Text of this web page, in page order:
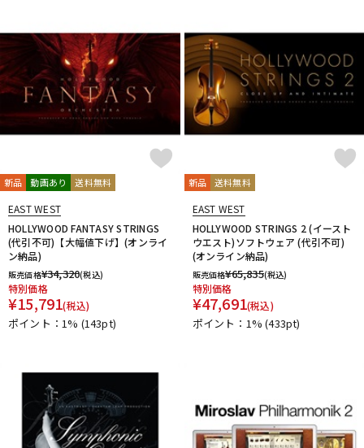
中古 ヴィンテージ
GARRITAN
GATOR Frameworks
GRACE design
HEAVYOCITY
HEiL SOUND HERCULES
ICON
iConnectivity
IK Multimedia
Ikebe Original
IMAGE LINE SOFTWARE
Inspired Acoustics
INTERNET
iZotope
KAWAII FUTURESAMPLES
Klevgrand
KORG LEWITT Lexicon
moog
Native Instruments
Nektar Technology
NEUMANN NOVATION Nugen Audio
O-R
OVERLOUD Oyaide PG Music
Pitch Innovations
Plugin Alliance
Positive Grid
PreSonus
PrismSound
PROJECT SAM Prominy
Radial
SANWA SUPPLY SENNHEISER
SLATE AUDIO
SlateDigital Softube
Sonarworks
Sonic Studio
Sonnox SoundToys
SPECTRASONICS
新品 動画あり 送料無料
EAST WEST
HOLLYWOOD FANTASY STRINGS
(代引不可)【大幅値下げ】(オンライ
ン納品)
販売価格¥34,320(税込)
特別価格
¥15,791(税込)
ポイント：1% (143pt)
新品 送料無料
EAST WEST
HOLLYWOOD STRINGS 2 (イースト
ウエスト)ソフトウェア (代引不可)
(オンライン納品)
販売価格¥65,835(税込)
特別価格
¥47,691(税込)
ポイント：1%(433pt)